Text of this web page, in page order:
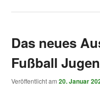
Das neues
Fußball
Veröffentlicht am 20. Januar